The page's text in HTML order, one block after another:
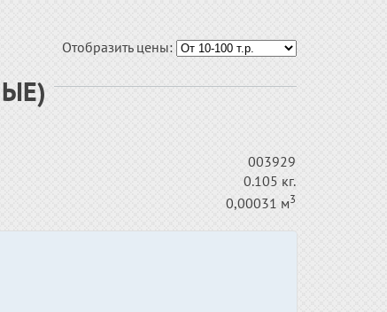
Отобразить цены:
003929
0.105 кг.
0,00031 м3